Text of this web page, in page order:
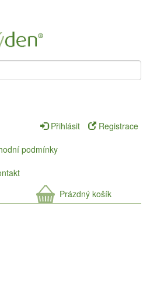
Přihlásit
Registrace
podmínky
Prázdný košík